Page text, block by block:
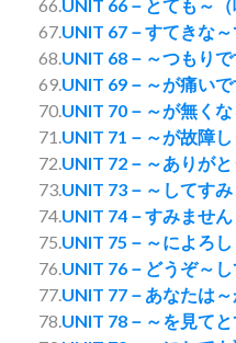
66.UNIT 66－とても～（
67.UNIT 67－すてきな～
68.UNIT 68－～つもりで
69.UNIT 69－～が痛いで
70.UNIT 70－～が無くな
71.UNIT 71－～が故障し
72.UNIT 72－～ありがと
73.UNIT 73－～してすみ
74.UNIT 74－すみません
75.UNIT 75－～によろし
76.UNIT 76－どうぞ～し
77.UNIT 77－あなたは～
78.UNIT 78－～を見てと